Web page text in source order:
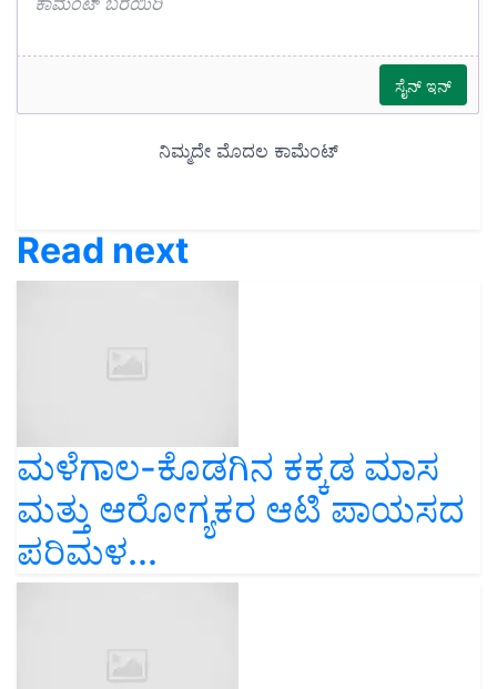
Read next
ಮಳೆಗಾಲ-ಕೊಡಗಿನ ಕಕ್ಕಡ ಮಾಸ
ಮತ್ತು ಆರೋಗ್ಯಕರ ಆಟಿ ಪಾಯಸದ
ಪರಿಮಳ...